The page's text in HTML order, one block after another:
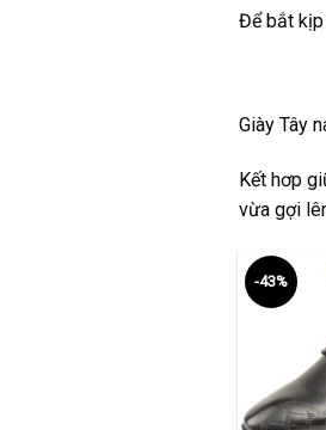
Để bắt kịp
Giày Tây
Kết hơp
vừa gợi
-43%